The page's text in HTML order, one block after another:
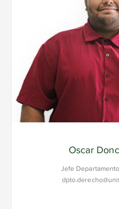
Yurimar
Jefe Departamento de Física